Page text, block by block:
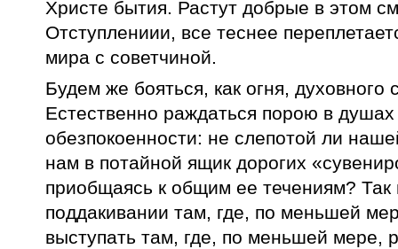
Христе бытия. Растут добрые в этом
Отступлениии, все теснее
мира с советчиной.
Будем же бояться, как огня,
Естественно раждаться порою в
обезпокоенности: не слепотой ли
нам в потайной ящик дорогих
приобщаясь к общим ее течениям? Так
поддакивании там, где, по меньшей
выступать там, где, по меньшей мере,